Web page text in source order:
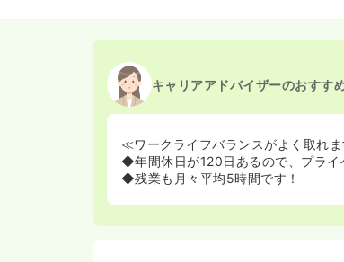
キャリアアドバイザーのおすす
≪ワークライフバランスがよく取れ
◆年間休日が120日あるので、プライ
◆残業も月々平均5時間です！